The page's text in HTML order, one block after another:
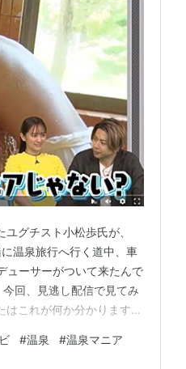
グチスト小松歩氏が、
温泉旅行へ行く道中、車
ューサーがついて来たんで
回、見逃し配信で見てみ
これが何か分かります
町をウロウロした後、ヨ
#温泉 #温泉マニア